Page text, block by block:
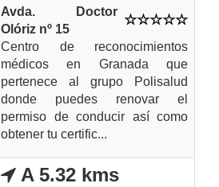
Avda. Doctor
Olóriz nº 15
Centro de reconocimientos
médicos en Granada que
pertenece al grupo Polisalud
donde puedes renovar el
permiso de conducir así como
obtener tu certific...
A 5.32 kms